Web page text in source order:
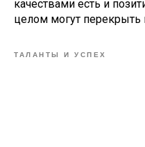
качествами есть и
целом могут перекрыть
ТАЛАНТЫ И УСПЕХ